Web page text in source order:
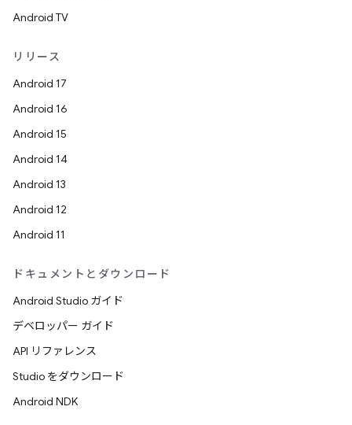
Android TV
リリース
Android 17
Android 16
Android 15
Android 14
Android 13
Android 12
Android 11
ドキュメントとダウンロード
Android Studio ガイド
デベロッパー ガイド
API リファレンス
Studio をダウンロード
Android NDK